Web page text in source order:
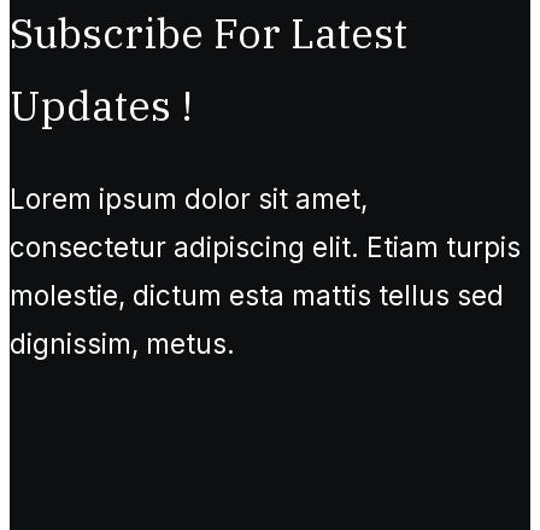
Subscribe For Latest
Updates !
Lorem ipsum dolor sit amet,
consectetur adipiscing elit. Etiam turpis
molestie, dictum esta mattis tellus sed
dignissim, metus.